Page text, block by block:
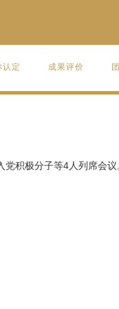
定 成果评价
积极分子等4人列席会